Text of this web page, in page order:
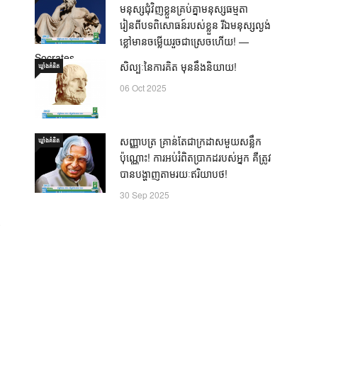
មនុស្សជុំវិញខ្លួនគ្រប់គ្នាមនុស្សធម្មតា
រៀនពីបទពិសោធន៍របស់ខ្លួន រីឯមនុស្សល្ងង់
ខ្លៅមានចម្លើយរួចជាស្រេចហើយ! —
Socrates
21 Oct 2025
ឃ្លាំង​គំនិត សិល្បៈនៃការគិត មុននឹងនិយាយ!
06 Oct 2025
ឃ្លាំង​គំនិត
សញ្ញាបត្រ គ្រាន់តែជាក្រដាសមួយសន្លឹក
ប៉ុណ្ណោះ! ការអប់រំពិតប្រាកដរបស់អ្នក គឺត្រូវ
បានបង្ហាញតាមរយៈឥរិយាបថ!
30 Sep 2025